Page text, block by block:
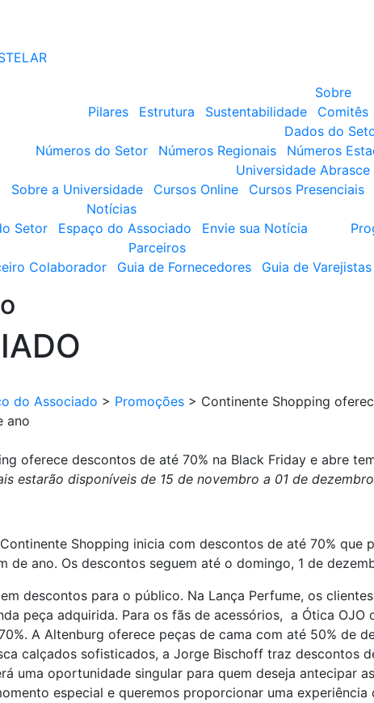
Sobre
Pilares
Estrutura Sustentabilidade Comitês
Dados do
Números do Setor
Números Regionais Números
Universidade Abrasce
Sobre a Universidade
Cursos Online Cursos Presenciais
Notícias
Setor
Espaço do Associado Envie sua Notícia
Parceiros
Colaborador
Guia de Fornecedores Guia de Varejistas
do Associado > Promoções > Continente Shopping
ano
oferece descontos de até 70% na Black Friday e abre
estarão disponíveis de 15 de novembro a 01 de
Shopping inicia com descontos de até 70%
de ano. Os descontos seguem até o domingo, 1 de
descontos para o público. Na Lança Perfume, os
peça adquirida. Para os fãs de acessórios, a Ótica
A Altenburg oferece peças de cama com até 50% de
calçados sofisticados, a Jorge Bischoff traz descontos
uma oportunidade singular para quem deseja antecipar
especial e queremos proporcionar uma